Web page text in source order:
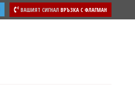
ВАШИЯТ СИГНАЛ ВРЪЗКА С ФЛАГМАН